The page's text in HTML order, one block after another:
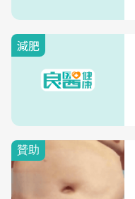
減肥